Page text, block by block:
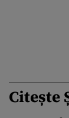
Citește